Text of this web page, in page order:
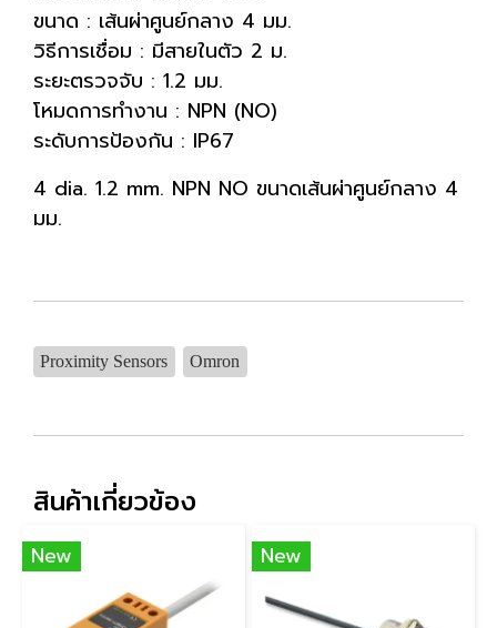
ขนาด : เส้นผ่าศูนย์กลาง 4 มม.
วิธีการเชื่อม : มีสายในตัว 2 ม.
ระยะตรวจจับ : 1.2 มม.
โหมดการทำงาน : NPN (NO)
ระดับการป้องกัน : IP67
4 dia. 1.2 mm. NPN NO ขนาดเส้นผ่าศูนย์กลาง 4
มม.
Proximity Sensors Omron
สินค้าเกี่ยวข้อง
New New